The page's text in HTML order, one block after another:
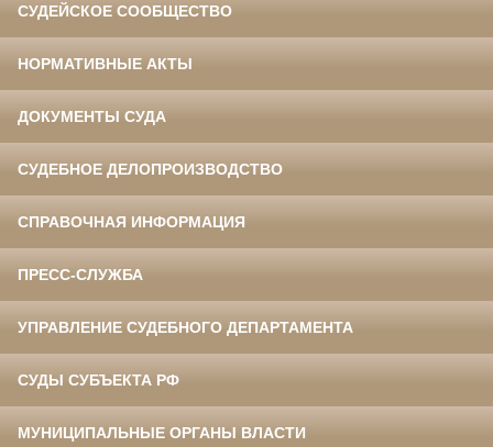
СУДЕЙСКОЕ СООБЩЕСТВО
НОРМАТИВНЫЕ АКТЫ
ДОКУМЕНТЫ СУДА
СУДЕБНОЕ ДЕЛОПРОИЗВОДСТВО
СПРАВОЧНАЯ ИНФОРМАЦИЯ
ПРЕСС-СЛУЖБА
УПРАВЛЕНИЕ СУДЕБНОГО ДЕПАРТАМЕНТА
СУДЫ СУБЪЕКТА РФ
МУНИЦИПАЛЬНЫЕ ОРГАНЫ ВЛАСТИ